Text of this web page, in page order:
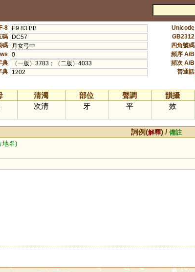
8
E9 83 BB
碼
DC57
碼
月女弓中
0
典
（一版）3783；（二版）4033
典
1202
Unicode
GB2312
四角號碼
頻序 A/B
頻次 A/B
普通話
清濁 部位 聲調 韻攝
次清 牙 平 效
詞例(解釋) /備註
地名)